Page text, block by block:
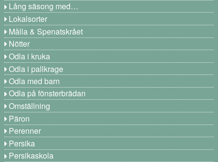
Lång säsong med…
Lokalsorter
Målla & Spenatskrået
Nötter
Odla i kruka
Odla i pallkrage
Odla med barn
Odla på fönsterbrädan
Omställning
Päron
Perenner
Persika
Persikaskola